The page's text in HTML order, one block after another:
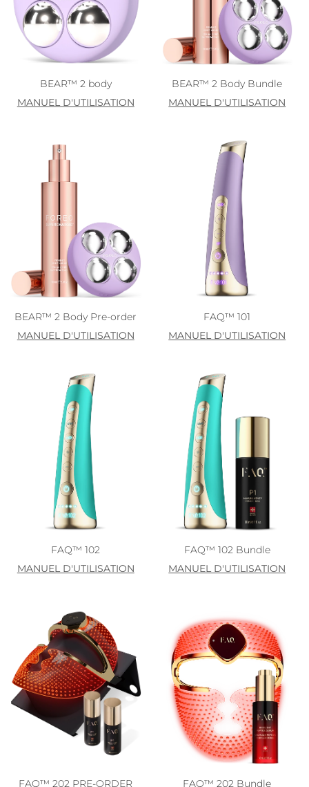
BEAR™ 2 body
MANUEL D'UTILISATION
BEAR™ 2 Body Bundle
MANUEL D'UTILISATION
BEAR™ 2 Body Pre-order
MANUEL D'UTILISATION
FAQ™ 101
MANUEL D'UTILISATION
FAQ™ 102
MANUEL D'UTILISATION
FAQ™ 102 Bundle
MANUEL D'UTILISATION
FAQ™ 202 PRE-ORDER
FAQ™ 202 Bundle